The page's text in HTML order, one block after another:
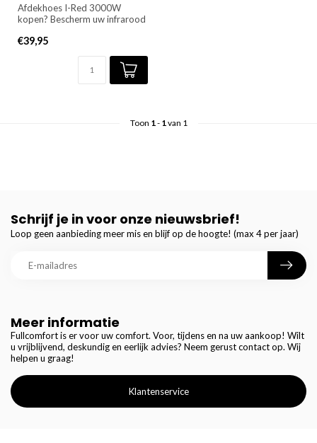
Afdekhoes I-Red 3000W
kopen? Bescherm uw infrarood
met...
€39,95
Toon 1- 1van 1
Meer informatie
Fullcomfort is er voor uw comfort. Voor, tijdens en na uw aankoop! Wilt
u vrijblijvend, deskundig en eerlijk advies? Neem gerust contact op. Wij
helpen u graag!
Klantenservice
Schrijf je in voor onze nieuwsbrief!
Loop geen aanbieding meer mis en blijf op de hoogte! (max 4 per jaar)